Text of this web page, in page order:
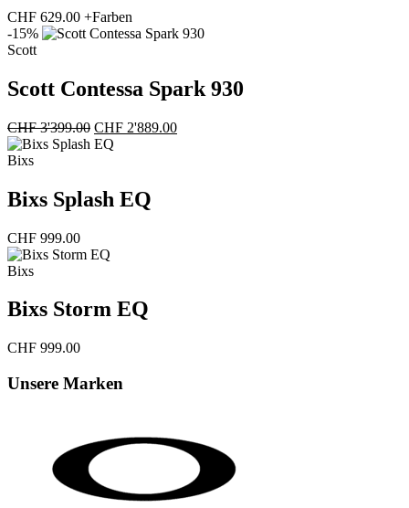
CHF 629.00 +Farben
-15%
Scott
Scott Contessa Spark 930
CHF3'399.00 Ursprünglicher
Preis
CHF 2'889.00Aktueller
Bixs
Bixs Splash EQ
CHF 999.00
Bixs
Bixs Storm EQ
CHF 999.00
Unsere Marken